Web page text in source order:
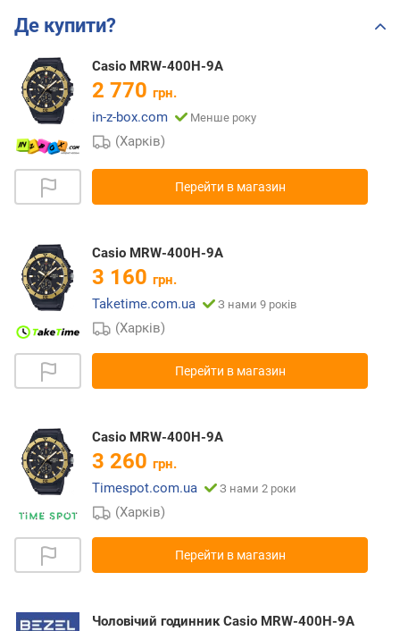
Де купити?
Casio MRW-400H-9A
2 770 грн.
in-z-box.com
Менше року
(Харків)
Перейти в магазин
Casio MRW-400H-9A
3 160 грн.
Taketime.com.ua
З нами 9 років
(Харків)
Перейти в магазин
Casio MRW-400H-9A
3 260 грн.
Timespot.com.ua
З нами 2 роки
(Харків)
Перейти в магазин
Чоловічий годинник Casio MRW-400H-9A